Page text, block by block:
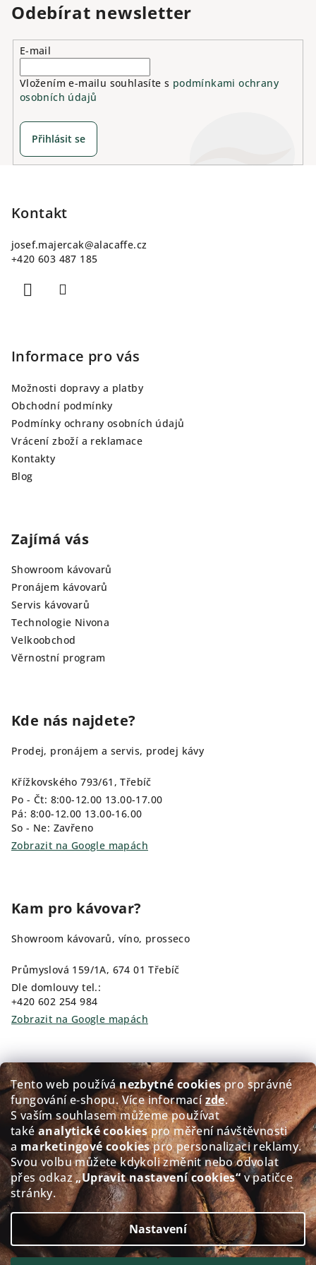
Tento web používánezbytné cookiespro správné
fungování e‑shopu. Více informacízde.
S vaším souhlasem můžeme používat
takéanalytické cookiespro měření návštěvnosti
a marketingové cookiespro personalizaci reklamy.
Svou volbu můžete kdykoli změnit nebo odvolat
přes odkaz„Upravit nastavení cookies“v patičce
stránky.
Nastavení
ý
u
Odebírat newsletter
E-mail
Vložením e-mailu souhlasíte s podmínkami ochrany
osobních údajů
Přihlásit se
Kontakt
josef.majercak@alacaffe.cz
+420 603 487 185
Informace pro vás
Možnosti dopravy a platby
Obchodní podmínky
Podmínky ochrany osobních údajů
Vrácení zboží a reklamace
Kontakty
Blog
Zajímá vás
Showroom kávovarů
Pronájem kávovarů
Servis kávovarů
Technologie Nivona
Velkoobchod
Věrnostní program
Kde nás najdete?
Prodej, pronájem a servis, prodej kávy
Křížkovského 793/61, Třebíč
Po - Čt: 8:00-12.00 13.00-17.00
Pá: 8:00-12.00 13.00-16.00
So - Ne: Zavřeno
Zobrazit na Google mapách
Kam pro kávovar?
Showroom kávovarů, víno, prosseco
Průmyslová 159/1A, 674 01 Třebíč
Dle domlouvy tel.:
+420 602 254 984
Zobrazit na Google mapách
Kam pro kávu?
Prodej čerstvě pražené kávy GOLDEN Coffee
Přerovského 151/5, 674 01 Třebíč
Po - Pá: 8:00-12:00 12:30-17.30
So: 8:30-11.30
Ne: Zavřeno
Zobrazit na Google mapách
Copyright 2026alacaffé. Všechna práva vyhrazena.
Upravit nastavení cookies